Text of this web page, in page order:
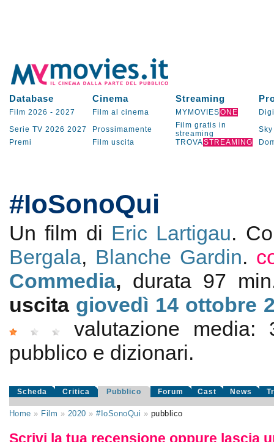
Database Cinema Streaming
Film 2026 - 2027 Film al cinema MYMOVIESONE
Serie TV 2026 2027 Prossimamente
Film gratis in
streaming
Sky
Premi
Film uscita TROVASTREAMING
#IoSonoQui
Un film di Eric Lartigau.
Bergala, Blanche Gardin.
Commedia, durata 97
uscita giovedì 14 ottobre
valutazione media:
pubblico e dizionari.
Scheda Critica Pubblico Forum Cast News
Home » Film » 2020 »#IoSonoQui » pubblico
Scrivi la tua recensione oppure lascia